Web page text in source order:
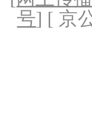
号] [ 京